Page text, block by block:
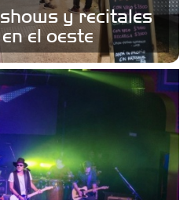
y recitales
el oeste